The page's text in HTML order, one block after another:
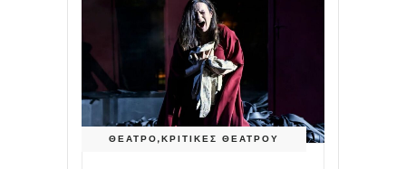
ΘΕΑΤΡΟ,ΚΡΙΤΙΚΕΣ ΘΕΑΤΡΟΥ